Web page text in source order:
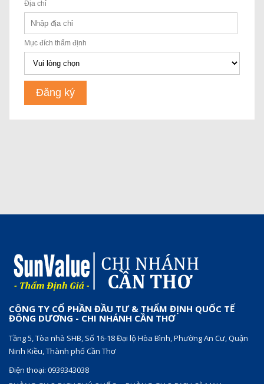
CÔNG TY CỔ PHẦN ĐẦU TƯ & THẨM ĐỊNH QUỐC TẾ
ĐÔNG DƯƠNG - CHI NHÁNH CẦN THƠ
Tầng 5, Tòa nhà SHB, Số 16-18 Đại lộ Hòa Bình, Phường An Cư, Quận
Ninh Kiều, Thành phố Cần Thơ
Điện thoại: 0939343038